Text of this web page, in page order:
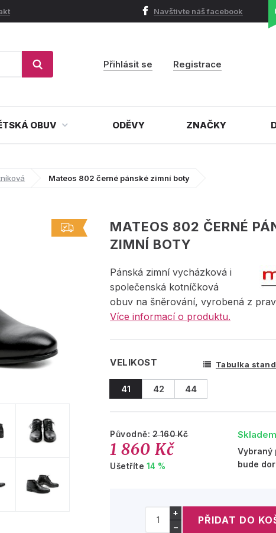
Navštivte náš facebook
Přihlásit se Registrace
OBUV ODĚVY ZNAČKY
Mateos 802 černé pánské zimní boty
MATEOS 802 ČERNÉ
ZIMNÍ BOTY
Pánská zimní vycházková i
společenská kotníčková
obuv na šněrování, vyrobená z
Více informací o produktu.
VELIKOST Tabulka
41 42 44
Původně:2 160 Kč
1 860 Kč
Ušetříte 14 %
Skladem
Vybraný
bude
+
−